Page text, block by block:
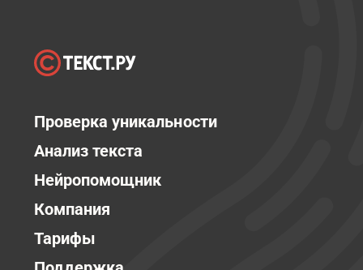
Проверка уникальности
Анализ текста
Нейропомощник
Компания
Тарифы